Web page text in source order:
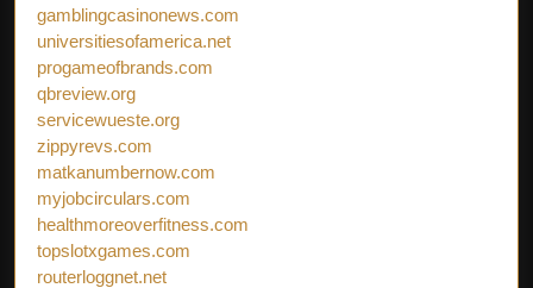
gamblingcasinonews.com
universitiesofamerica.net
progameofbrands.com
qbreview.org
servicewueste.org
zippyrevs.com
matkanumbernow.com
myjobcirculars.com
healthmoreoverfitness.com
topslotxgames.com
routerloggnet.net